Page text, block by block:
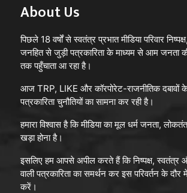
About Us
पिछले 18 वर्षों से स्वतंत्र प्रभात मीडिया परिवार
जनहित से जुड़ी पत्रकारिता के माध्यम से आम जनता
तक पहुँचाता आ रहा है।
आज TRP, LIKE और कॉरपोरेट-राजनीतिक दबावों
पत्रकारिता चुनौतियों का सामना कर रही है।
हमारा विश्वास है कि मीडिया का मूल धर्म जनता,
खड़ा होना है।
इसलिए हम आपसे अपील करते हैं कि निष्पक्ष, स्वतंत्र
वाली पत्रकारिता का समर्थन कर इस परिवर्तन के दौर
करें।